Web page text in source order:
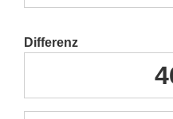
Differenz